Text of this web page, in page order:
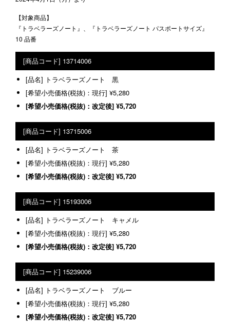
【対象商品】
『トラベラーズノート』、『トラベラーズノート パスポートサイズ』
10 品番
13714006
トラベラーズノート 黒
¥5,280
¥5,720
13715006
トラベラーズノート 茶
¥5,280
¥5,720
15193006
トラベラーズノート キャメル
¥5,280
¥5,720
15239006
トラベラーズノート ブルー
¥5,280
¥5,720